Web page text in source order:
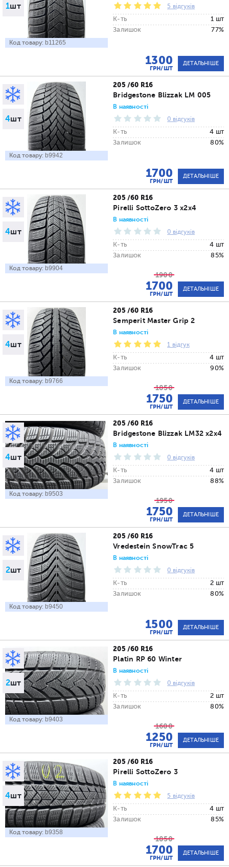
1шт
Код товару: b11265
5 відгуків
К-ть
1 шт
Залишок
77%
1300
ГРН/ШТ
ДЕТАЛЬНІШЕ
4шт
Код товару: b9942
205 /60 R16
Bridgestone Blizzak LM 005
В наявності
0 відгуків
К-ть
4 шт
Залишок
80%
1700
ГРН/ШТ
ДЕТАЛЬНІШЕ
4шт
Код товару: b9904
205 /60 R16
Pirelli SottoZero 3 x2x4
В наявності
0 відгуків
К-ть
4 шт
Залишок
85%
1900
1700
ГРН/ШТ
ДЕТАЛЬНІШЕ
4шт
Код товару: b9766
205 /60 R16
Semperit Master Grip 2
В наявності
1 відгук
К-ть
4 шт
Залишок
90%
1850
1750
ГРН/ШТ
ДЕТАЛЬНІШЕ
4шт
Код товару: b9503
205 /60 R16
Bridgestone Blizzak LM32 x2x4
В наявності
0 відгуків
К-ть
4 шт
Залишок
88%
1950
1750
ГРН/ШТ
ДЕТАЛЬНІШЕ
2шт
Код товару: b9450
205 /60 R16
Vredestein SnowTrac 5
В наявності
0 відгуків
К-ть
2 шт
Залишок
80%
1500
ГРН/ШТ
ДЕТАЛЬНІШЕ
2шт
Код товару: b9403
205 /60 R16
Platin RP 60 Winter
В наявності
0 відгуків
К-ть
2 шт
Залишок
80%
1600
1250
ГРН/ШТ
ДЕТАЛЬНІШЕ
4шт
Код товару: b9358
205 /60 R16
Pirelli SottoZero 3
В наявності
5 відгуків
К-ть
4 шт
Залишок
85%
1850
1700
ГРН/ШТ
ДЕТАЛЬНІШЕ